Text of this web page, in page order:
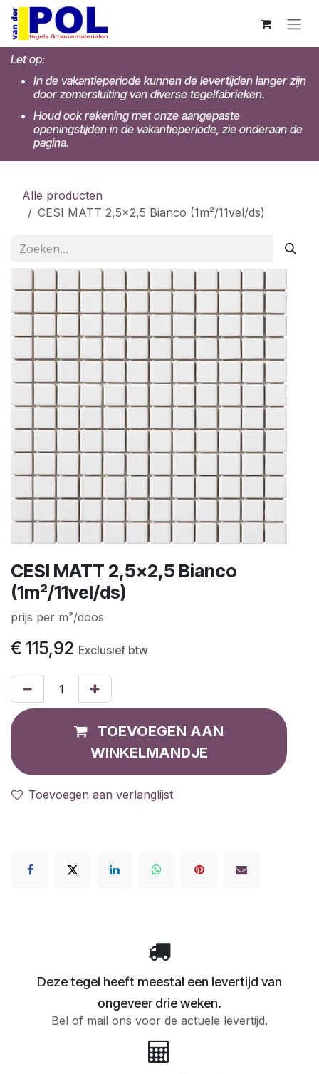
Overslaan naar inhoud
Let op:
In de vakantieperiode kunnen de levertijden langer zijn
door zomersluiting van diverse tegelfabrieken.
Houd ook rekening met onze aangepaste
openingstijden in de vakantieperiode, zie onderaan de
pagina.
Alle producten
CESI MATT 2,5x2,5 Bianco (1m²/11vel/ds)
CESI MATT 2,5x2,5 Bianco
(1m²/11vel/ds)
prijs per m²/doos
€ 115,92 Exclusief btw
TOEVOEGEN AAN
WINKELMANDJE
Toevoegen aan verlanglijst
Deze tegel heeft meestal een levertijd van
ongeveer drie weken.
Bel of mail ons voor de actuele levertijd.